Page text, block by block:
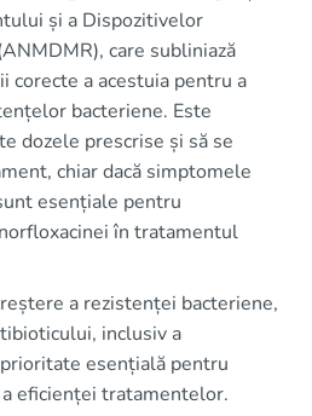
și a Dispozitivelor
care subliniază
corecte a acestuia pentru a
bacteriene. Este
dozele prescrise și să se
chiar dacă simptomele
esențiale pentru
în tratamentul
a rezistenței bacteriene,
inclusiv a
esențială pentru
eficienței tratamentelor.